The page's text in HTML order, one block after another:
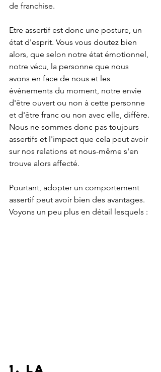
de franchise.
Etre assertif est donc une posture, un
état d'esprit. Vous vous doutez bien
alors, que selon notre état émotionnel,
notre vécu, la personne que nous
avons en face de nous et les
évènements du moment, notre envie
d'être ouvert ou non à cette personne
et d'être franc ou non avec elle, diffère.
Nous ne sommes donc pas toujours
assertifs et l'impact que cela peut avoir
sur nos relations et nous-même s'en
trouve alors affecté.
Pourtant, adopter un comportement
assertif peut avoir bien des avantages.
Voyons un peu plus en détail lesquels :
1. La